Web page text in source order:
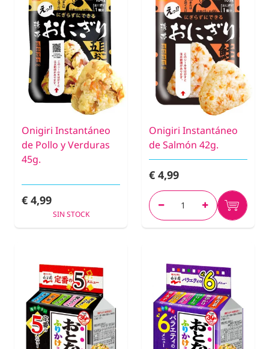
Onigiri Instantáneo
de Pollo y Verduras
45g.
€ 4,99
SIN STOCK
Onigiri Instantáneo
de Salmón 42g.
€ 4,99